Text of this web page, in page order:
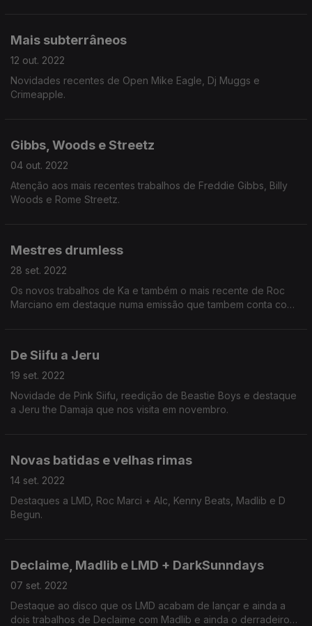
Mais subterrâneos
12 out. 2022
Novidades recentes de Open Mike Eagle, Dj Muggs e
Crimeapple.
Gibbs, Woods e Streetz
04 out. 2022
Atenção aos mais recentes trabalhos de Freddie Gibbs, Billy
Woods e Rome Streetz.
Mestres drumless
28 set. 2022
Os novos trabalhos de Ka e também o mais recente de Roc
Marciano em destaque numa emissão que tambem conta com
De Siifu a Jeru
19 set. 2022
Novidade de Pink Siifu, reedição de Beastie Boys e destaque
a Jeru the Damaja que nos visita em novembro.
Novas batidas e velhas rimas
14 set. 2022
Destaques a LMD, Roc Marci + Alc, Kenny Beats, Madlib e D
Begun.
Declaime, Madlib e LMD + DarkSunndays
07 set. 2022
Destaque ao disco que os LMD acabam de lançar e ainda a
dois trabalhos de Declaime com Madlib e ainda o derradeiro